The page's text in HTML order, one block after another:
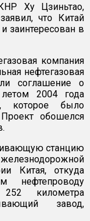
Ху Цзиньтао,
что Китай
заинтересован в
компания
нефтегазовая
соглашение о
летом 2004 года
которое было
обошелся
станцию
Китая, откуда
нефтепроводу
километра
завод,